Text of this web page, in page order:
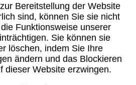
Bereitstellung der Website
sind, können Sie sie nicht
Funktionsweise unserer
Sie können sie
löschen, indem Sie Ihre
ändern und das Blockieren
dieser Website erzwingen.